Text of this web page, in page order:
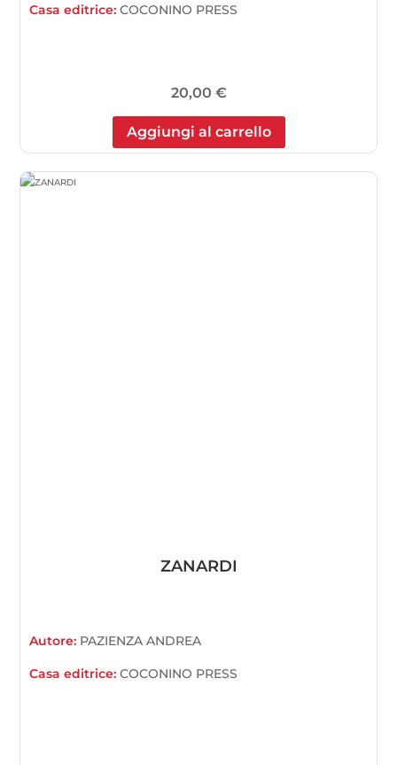
Casa editrice:COCONINO PRESS
20,00 €
Aggiungi al carrello
ZANARDI
Autore: PAZIENZA ANDREA
Casa editrice:COCONINO PRESS